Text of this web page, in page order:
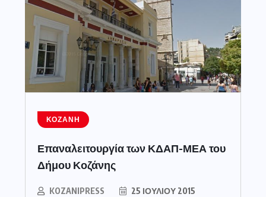
ΚΟΖΆΝΗ
Επαναλειτουργία των ΚΔΑΠ-ΜΕΑ του
Δήμου Κοζάνης
KOZANIPRESS 25 ΙΟΥΛΊΟΥ 2015